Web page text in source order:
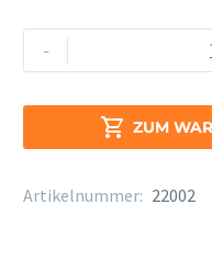
-
Yamaha
YPC
R
 ZUM
Alternative:
Artikelnummer: 22002